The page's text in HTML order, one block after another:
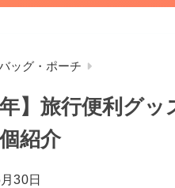
ッグ・ポーチ
年】旅行便利グ
紹介
30日